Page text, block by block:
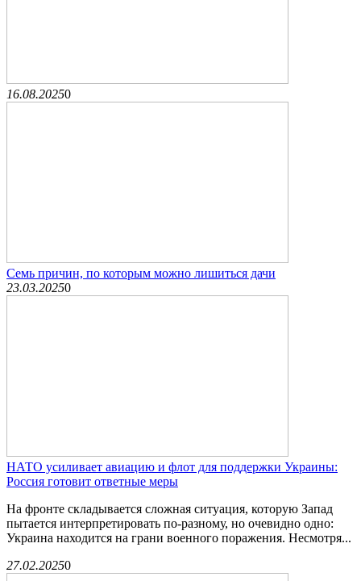
16.08.20250
Семь причин, по которым можно лишиться дачи
23.03.20250
НАТО усиливает авиацию и флот для поддержки Украины:
Россия готовит ответные меры
На фронте складывается сложная ситуация, которую Запад
пытается интерпретировать по-разному, но очевидно одно:
Украина находится на грани военного поражения. Несмотря...
27.02.20250